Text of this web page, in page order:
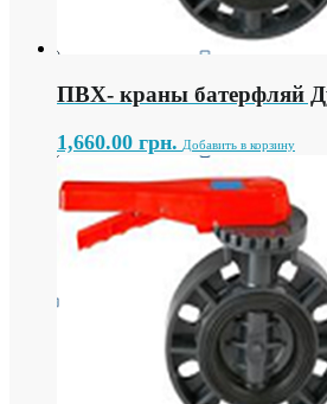
ПВХ- краны батерфляй
1,660.00 грн. Добавить в корзину